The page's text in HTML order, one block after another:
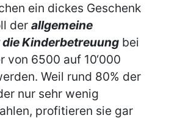
ein dickes Geschenk
der allgemeine
Kinderbetreuung bei
von 6500 auf 10‘000
Weil rund 80% der
nur sehr wenig
profitieren sie gar